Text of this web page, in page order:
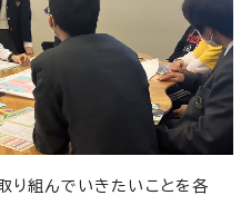
り組んでいきたいことを各